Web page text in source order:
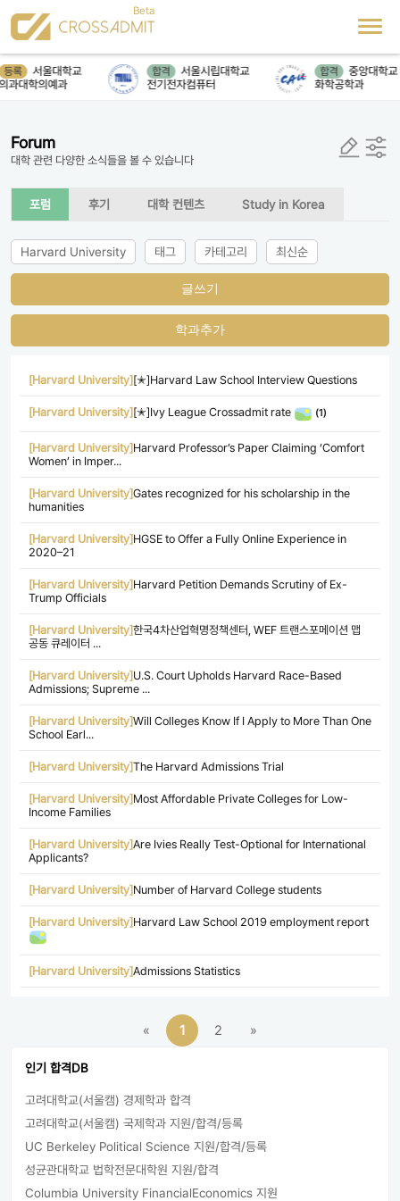
록
서울대학교
과대학의예과
합격
서울시립대학교
전기전자컴퓨터
합격
중앙대학교
화학공학과
Forum
대학 관련 다양한 소식들을 볼 수 있습니다
포럼 후기 대학 컨텐츠 Study in Korea
Harvard University 태그 카테고리 최신순
글쓰기
학과추가
[Harvard University] [✭]Harvard Law School Interview Questions
[Harvard University] [✭]Ivy League Crossadmit rate (1)
[Harvard University] Harvard Professor’s Paper Claiming ‘Comfort
Women’ in Imper...
[Harvard University]Gates recognized for his scholarship in the
humanities
[Harvard University] HGSE to Offer a Fully Online Experience in
2020–21
[Harvard University] Harvard Petition Demands Scrutiny of Ex-
Trump Officials
[Harvard University]한국4차산업혁명정책센터, WEF 트랜스포메이션 맵
공동 큐레이터 ...
[Harvard University] U.S. Court Upholds Harvard Race-Based
Admissions; Supreme ...
[Harvard University]Will Colleges Know If I Apply to More Than One
School Earl...
[Harvard University]The Harvard Admissions Trial
[Harvard University] Most Affordable Private Colleges for Low-
Income Families
[Harvard University]Are Ivies Really Test-Optional for International
Applicants?
[Harvard University] Number of Harvard College students
[Harvard University] Harvard Law School 2019 employment report
[Harvard University]Admissions Statistics
« 1 2 »
인기 합격DB
고려대학교(서울캠) 경제학과 합격
고려대학교(서울캠) 국제학과 지원/합격/등록
UC Berkeley Political Science 지원/합격/등록
성균관대학교 법학전문대학원 지원/합격
Columbia University FinancialEconomics 지원